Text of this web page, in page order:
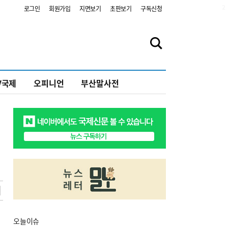
로그인 회원가입 지면보기 초판보기 구독신청
제 오피니언 부산말사전
오늘이슈